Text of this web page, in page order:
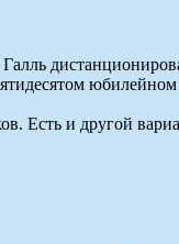
Есть и другой